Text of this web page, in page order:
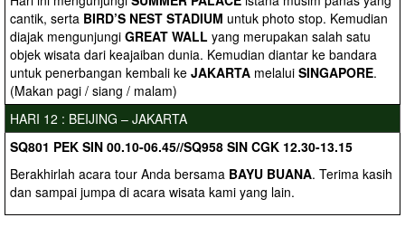
cantik, serta BIRD’S NEST STADIUM untuk photo stop. Kemudian
diajak mengunjungi GREAT WALL yang merupakan salah satu
objek wisata dari keajaiban dunia. Kemudian diantar ke bandara
untuk penerbangan kembali ke JAKARTA melalui SINGAPORE.
(Makan pagi / siang / malam)
HARI 12 : BEIJING – JAKARTA
SQ801 PEK SIN 00.10-06.45//SQ958 SIN CGK 12.30-13.15
Berakhirlah acara tour Anda bersama BAYU BUANA. Terima kasih
dan sampai jumpa di acara wisata kami yang lain.